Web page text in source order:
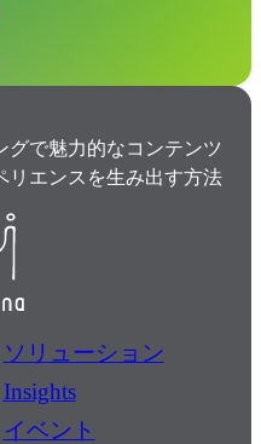
グで魅力的なコンテンツ
リエンスを生み出す方法
ソリューション
Insights
イベント